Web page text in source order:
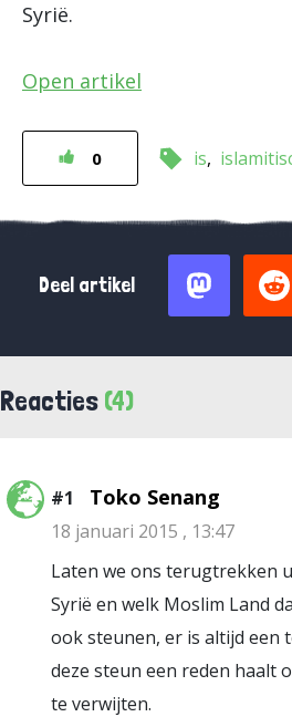
Syrië.
Open artikel
0 is
Deel artikel
Reacties (4)
#1 Toko Senang
18 januari 2015 , 13:47
Laten we ons terugtrekken
Syrië en welk Moslim Land
ook steunen, er is altijd een
deze steun een reden haalt
te verwijten.